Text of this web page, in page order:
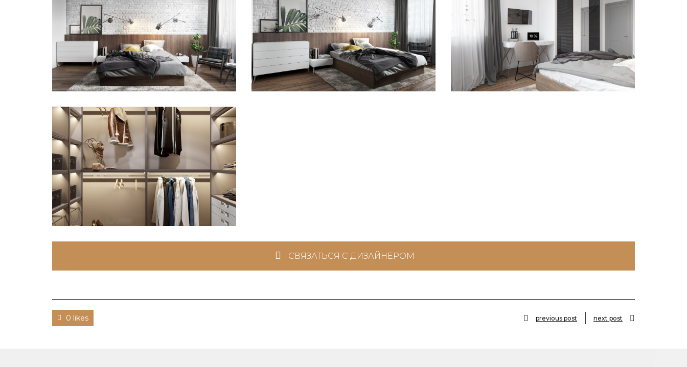
СВЯЗАТЬСЯ С ДИЗАЙНЕРОМ
0 likes previous post next post